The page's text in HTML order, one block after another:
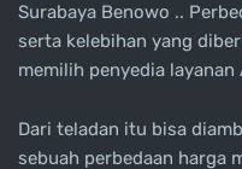
Surabaya Benowo ..
serta kelebihan yang
memilih penyedia layanan
Dari teladan itu bisa
sebuah perbedaan harga